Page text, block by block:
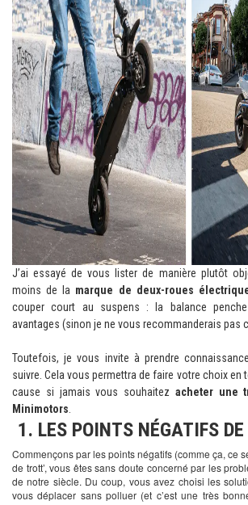
J’ai essayé de vous lister de manière plutôt
moins de la marque de deux-roues
couper court au suspens : la balance
avantages (sinon je ne vous recommanderais pas
Toutefois, je vous invite à prendre
suivre. Cela vous permettra de faire votre choix en
cause si jamais vous souhaitez acheter une
Minimotors
1. LES POINTS NÉGATIFS
Commençons par les points négatifs (comme ça, ce
de trott’, vous êtes sans doute concerné par les
de notre siècle. Du coup, vous avez choisi les
vous déplacer sans polluer (et c’est une très